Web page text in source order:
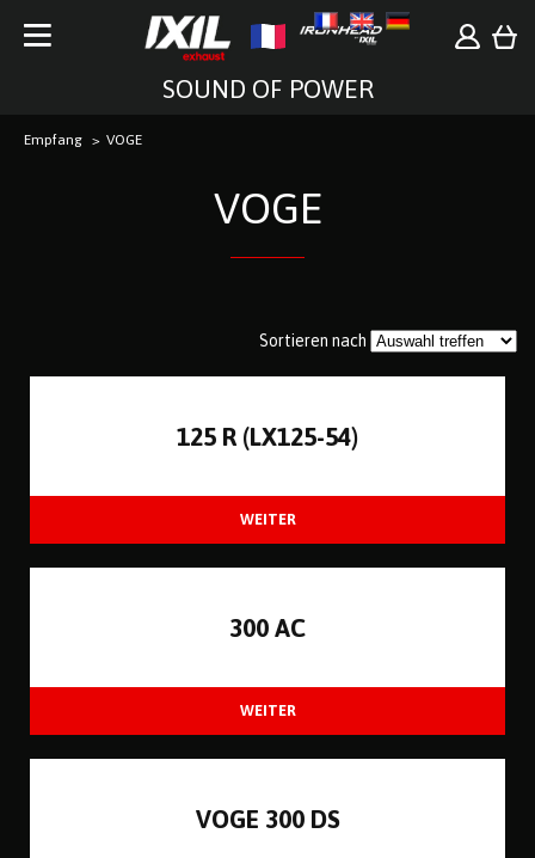
SOUND OF POWER
Empfang VOGE
VOGE
Sortieren nach
125 R (LX125-54)
300 AC
VOGE 300 DS